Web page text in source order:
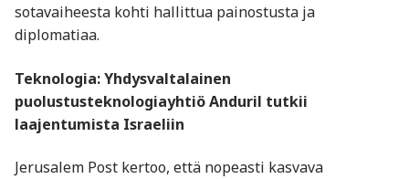
sotavaiheesta kohti hallittua painostusta ja
diplomatiaa.
Teknologia: Yhdysvaltalainen
puolustusteknologiayhtiö Anduril tutkii
laajentumista Israeliin
Jerusalem Post kertoo, että nopeasti kasvava